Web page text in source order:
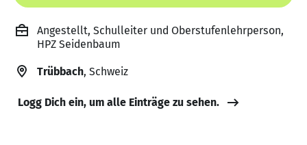
Angestellt, Schulleiter und Oberstufenlehrperson,
HPZ Seidenbaum
Trübbach, Schweiz
Logg Dich ein, um alle Einträge zu sehen.